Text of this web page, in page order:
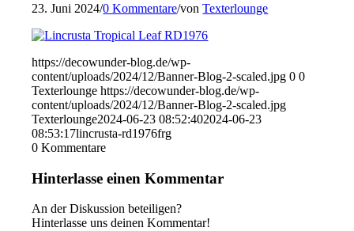
23. Juni 2024/0 Kommentare/vonTexterlounge
https://decowunder-blog.de/wp-
content/uploads/2024/12/Banner-Blog-2-scaled.jpg 0 0
Texterlounge https://decowunder-blog.de/wp-
content/uploads/2024/12/Banner-Blog-2-scaled.jpg
Texterlounge2024-06-23 08:52:402024-06-23
08:53:17lincrusta-rd1976frg
0 Kommentare
Hinterlasse einen Kommentar
An der Diskussion beteiligen?
Hinterlasse uns deinen Kommentar!